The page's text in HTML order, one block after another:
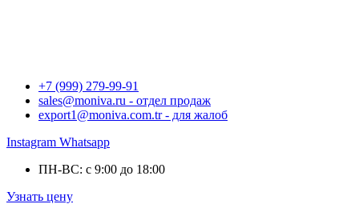
+7 (999) 279-99-91
sales@moniva.ru - отдел продаж
export1@moniva.com.tr - для жалоб
Instagram Whatsapp
ПН-ВС: с 9:00 до 18:00
Узнать цену